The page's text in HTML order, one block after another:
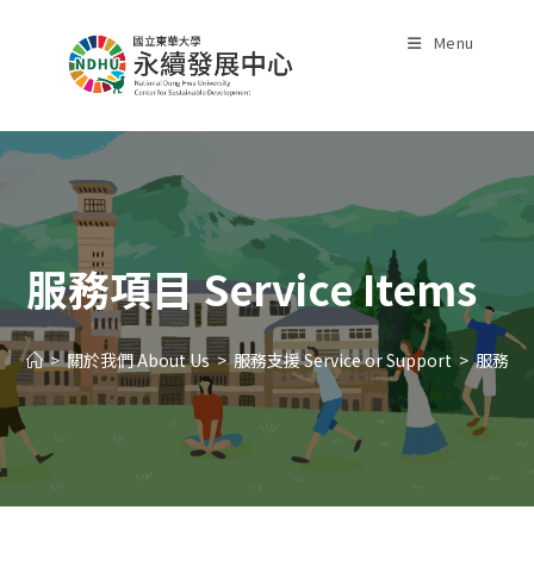
Menu
服務項目 Service Items
> 關於我們 About Us > 服務支援 Service or Support > 服務項